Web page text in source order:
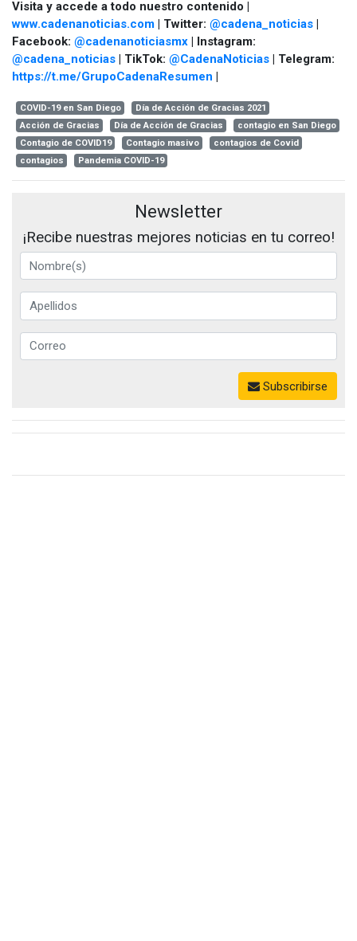
Visita y accede a todo nuestro contenido |
www.cadenanoticias.com | Twitter: @cadena_noticias |
Facebook: @cadenanoticiasmx | Instagram:
@cadena_noticias | TikTok: @CadenaNoticias | Telegram:
https://t.me/GrupoCadenaResumen |
COVID-19 en San Diego
Día de Acción de Gracias 2021
Acción de Gracias
Día de Acción de Gracias
contagio en San Diego
Contagio de COVID19
Contagio masivo
contagios de Covid
contagios
Pandemia COVID-19
Newsletter
¡Recibe nuestras mejores noticias en tu correo!
Subscribirse